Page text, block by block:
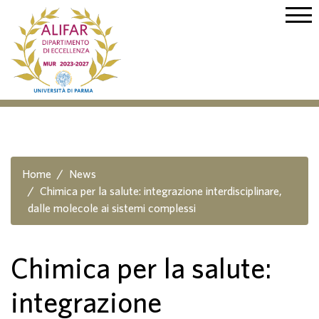
Home
News
Chimica per la salute: integrazione interdisciplinare,
dalle molecole ai sistemi complessi
Chimica per la salute:
integrazione